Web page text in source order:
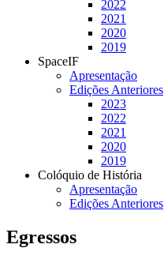
2022
2021
2020
2019
SpaceIF
Apresentação
Edições Anteriores
2023
2022
2021
2020
2019
Colóquio de História
Apresentação
Edições Anteriores
Egressos